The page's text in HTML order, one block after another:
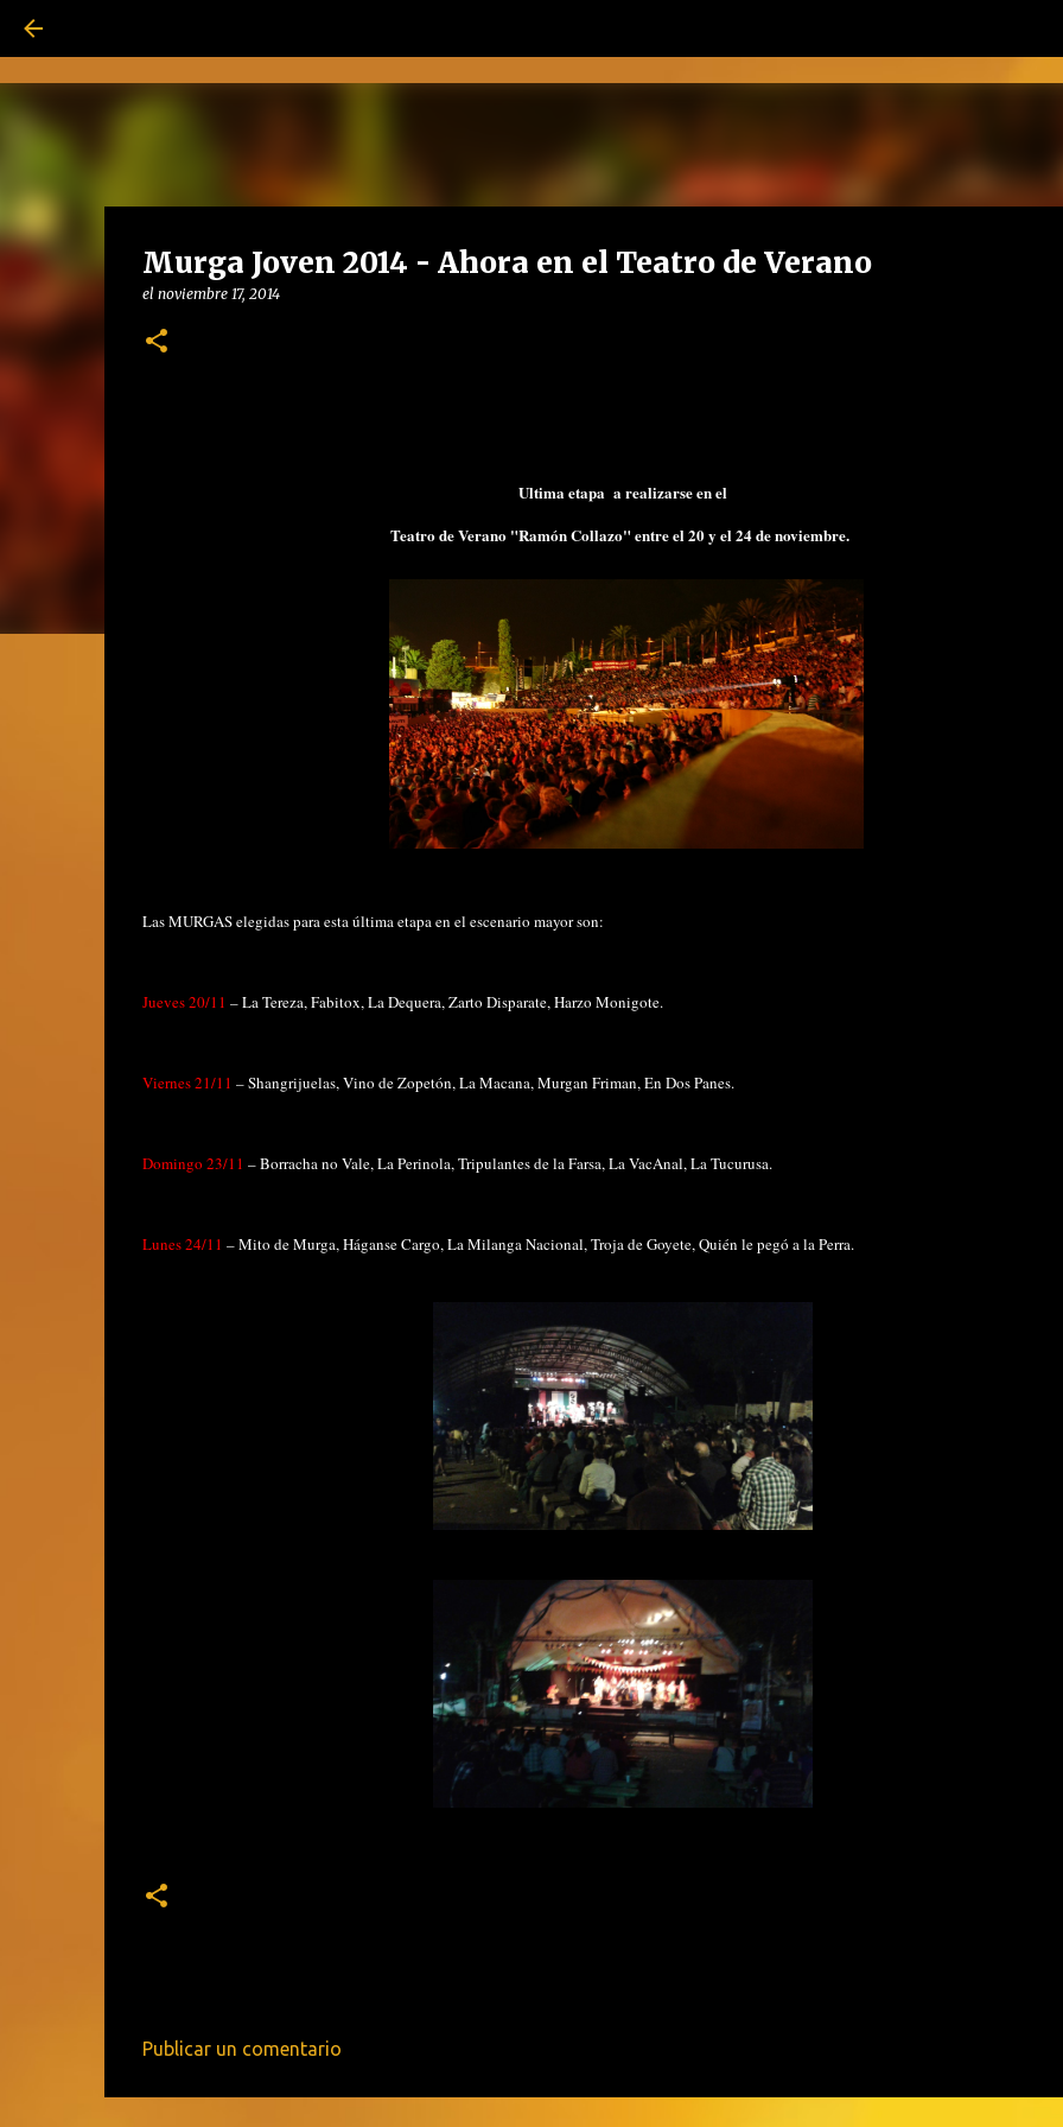
Murga Joven 2014 - Ahora en el Teatro de Verano
el noviembre 17, 2014
Ultima etapa a realizarse en el
Teatro de Verano "Ramón Collazo" entre el 20 y el 24 de noviembre.
Las MURGAS elegidas para esta última etapa en el escenario mayor son:
Jueves 20/11 – La Tereza, Fabitox, La Dequera, Zarto Disparate, Harzo Monigote.
Viernes 21/11 – Shangrijuelas, Vino de Zopetón, La Macana, Murgan Friman, En Dos Panes.
Domingo 23/11 – Borracha no Vale, La Perinola, Tripulantes de la Farsa, La VacAnal, La Tucurusa.
Lunes 24/11 – Mito de Murga, Háganse Cargo, La Milanga Nacional, Troja de Goyete, Quién le pegó a la Perra.
Publicar un comentario